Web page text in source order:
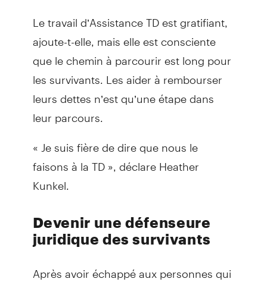
Le travail d’Assistance TD est gratifiant,
ajoute-t-elle, mais elle est consciente
que le chemin à parcourir est long pour
les survivants. Les aider à rembourser
leurs dettes n’est qu’une étape dans
leur parcours.
« Je suis fière de dire que nous le
faisons à la TD », déclare Heather
Kunkel.
Devenir une défenseure
juridique des survivants
Après avoir échappé aux personnes qui